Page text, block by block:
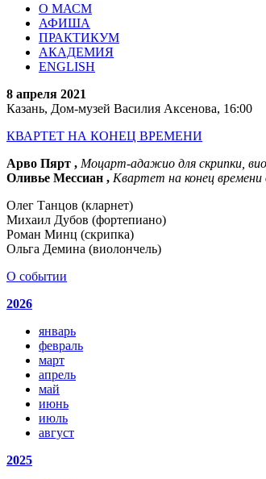
О МАСМ
АФИША
ПРАКТИКУМ
АКАДЕМИЯ
ENGLISH
8 апреля 2021
Казань, Дом-музей Василия Аксенова, 16:00
КВАРТЕТ НА КОНЕЦ ВРЕМЕНИ
Арво Пярт , Моцарт-адажио для скрипки,
Оливье Мессиан , Квартет на конец времени
Олег Танцов (кларнет)
Михаил Дубов (фортепиано)
Роман Минц (скрипка)
Ольга Демина (виолончель)
О событии
2026
январь
февраль
март
апрель
май
июнь
июль
август
2025